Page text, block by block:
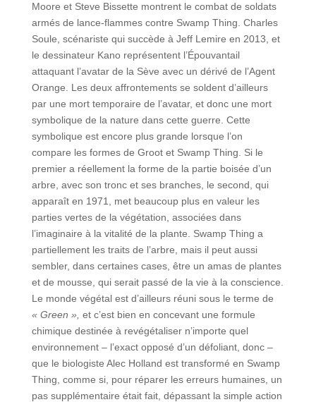
Moore et Steve Bissette montrent le combat de soldats
armés de lance-flammes contre Swamp Thing. Charles
Soule, scénariste qui succède à Jeff Lemire en 2013, et
le dessinateur Kano représentent l’Épouvantail
attaquant l’avatar de la Sève avec un dérivé de l’Agent
Orange. Les deux affrontements se soldent d’ailleurs
par une mort temporaire de l’avatar, et donc une mort
symbolique de la nature dans cette guerre. Cette
symbolique est encore plus grande lorsque l’on
compare les formes de Groot et Swamp Thing. Si le
premier a réellement la forme de la partie boisée d’un
arbre, avec son tronc et ses branches, le second, qui
apparaît en 1971, met beaucoup plus en valeur les
parties vertes de la végétation, associées dans
l’imaginaire à la vitalité de la plante. Swamp Thing a
partiellement les traits de l’arbre, mais il peut aussi
sembler, dans certaines cases, être un amas de plantes
et de mousse, qui serait passé de la vie à la conscience.
Le monde végétal est d’ailleurs réuni sous le terme de
« Green », et c’est bien en concevant une formule
chimique destinée à revégétaliser n’importe quel
environnement – l’exact opposé d’un défoliant, donc –
que le biologiste Alec Holland est transformé en Swamp
Thing, comme si, pour réparer les erreurs humaines, un
pas supplémentaire était fait, dépassant la simple action